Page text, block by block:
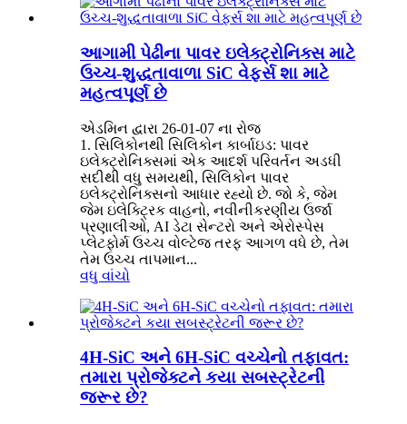
આગામી પેઢીના પાવર ઇલેક્ટ્રોનિક્સ માટે
ઉચ્ચ-શુદ્ધતાવાળા SiC વેફર્સ શા માટે
મહત્વપૂર્ણ છે
એડમિન દ્વારા 26-01-07 ના રોજ
1. સિલિકોનથી સિલિકોન કાર્બાઇડ: પાવર
ઇલેક્ટ્રોનિક્સમાં એક આદર્શ પરિવર્તન અડધી
સદીથી વધુ સમયથી, સિલિકોન પાવર
ઇલેક્ટ્રોનિક્સનો આધાર રહ્યો છે. જો કે, જેમ
જેમ ઇલેક્ટ્રિક વાહનો, નવીનીકરણીય ઉર્જા
પ્રણાલીઓ, AI ડેટા સેન્ટરો અને એરોસ્પેસ
પ્લેટફોર્મ ઉચ્ચ વોલ્ટેજ તરફ આગળ વધે છે, તેમ
તેમ ઉચ્ચ તાપમાન...
વધુ વાંચો
4H-SiC અને 6H-SiC વચ્ચેનો તફાવત:
તમારા પ્રોજેક્ટને કયા સબસ્ટ્રેટની
જરૂર છે?